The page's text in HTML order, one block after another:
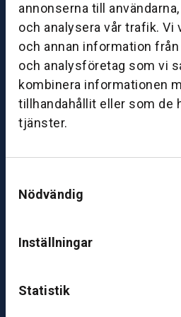
annonserna till
och analysera vår trafik.
och annan information
och analysföretag som vi
kombinera informationen
tillhandahållit eller som de
tjänster.
Nödvändig
Inställningar
Statistik
–
fr
a
g:
0
8:
0
1
0
B